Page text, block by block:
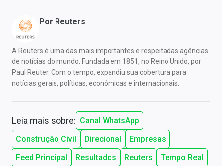
Por Reuters
A Reuters é uma das mais importantes e respeitadas agências
de notícias do mundo. Fundada em 1851, no Reino Unido, por
Paul Reuter. Com o tempo, expandiu sua cobertura para
notícias gerais, políticas, econômicas e internacionais.
Leia mais sobre: Canal WhatsApp
Construção Civil
Direcional
Empresas
Feed Principal
Resultados Reuters Tempo Real